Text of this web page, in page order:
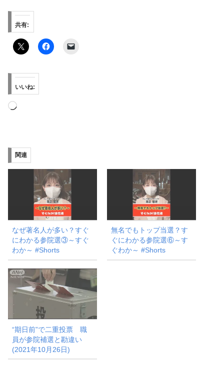
共有:
いいね:
読
み
中…
関連
なぜ著名人が多い？すぐ
にわかる参院選③～すぐ
わか～ #Shorts
無名でもトップ当選？す
ぐにわかる参院選⑥～す
ぐわか～ #Shorts
“期日前”で二重投票 職
員が参院補選と勘違い
(2021年10月26日)